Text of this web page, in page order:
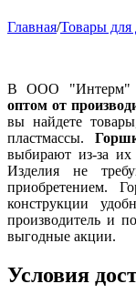
Главная/Товары для
В ООО "Интерм"
оптом от
вы найдете
пластмассы.
выбирают из-за
Изделия не
приобретением.
конструкции
производитель и
выгодные акции.
Условия